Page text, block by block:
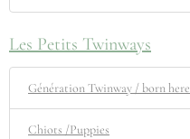
Les Petits Twinways
Génération Twinway / born here
Chiots /Puppies